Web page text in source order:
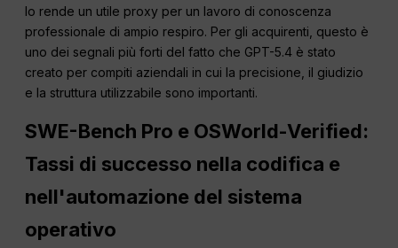
lo rende un utile proxy per un lavoro di conoscenza
professionale di ampio respiro. Per gli acquirenti, questo è
uno dei segnali più forti del fatto che GPT-5.4 è stato
creato per compiti aziendali in cui la precisione, il giudizio
e la struttura utilizzabile sono importanti.
SWE-Bench Pro e OSWorld-Verified:
Tassi di successo nella codifica e
nell'automazione del sistema
operativo